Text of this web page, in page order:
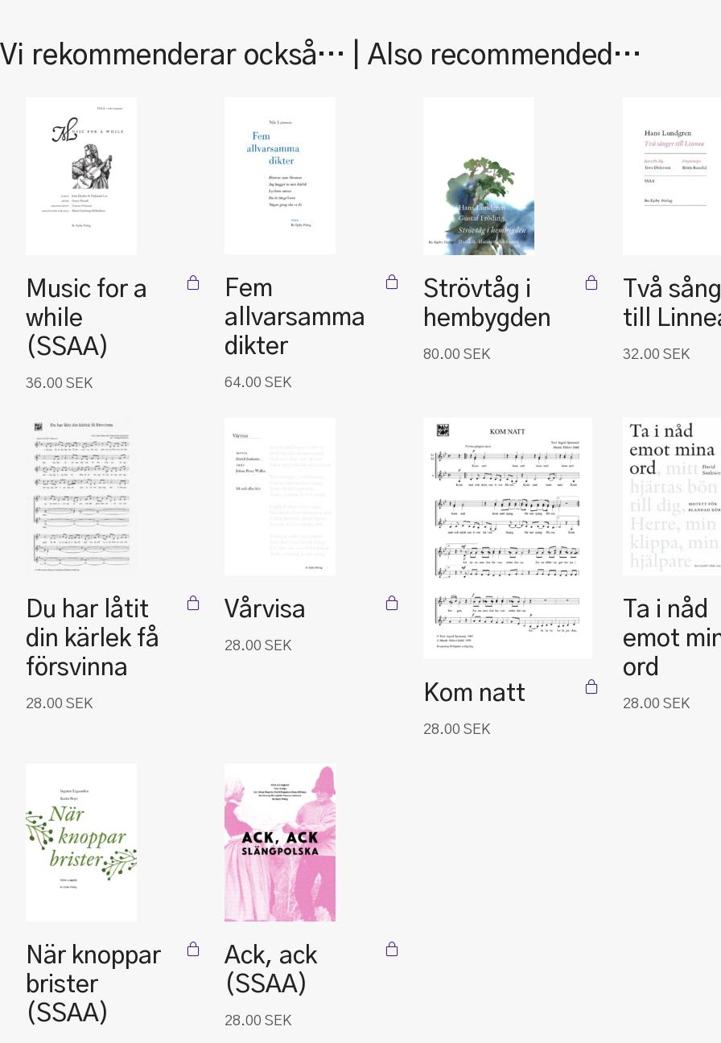
Vi rekommenderar också… | Also recommended…
Music for a
while
(SSAA)
36.00 SEK
Fem
allvarsamma
dikter
64.00SEK
Strövtåg i
hembygden
80.00SEK
Två
till
32.00 SEK
Du har låtit
din kärlek få
försvinna
28.00 SEK
Vårvisa
28.00SEK
Kom natt
28.00SEK
Ta i nåd
emot
ord
28.00 SEK
När knoppar
brister
(SSAA)
Ack, ack
(SSAA)
28.00SEK